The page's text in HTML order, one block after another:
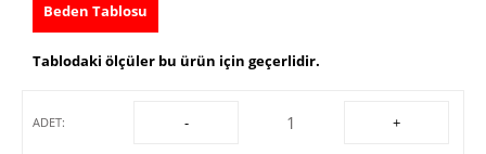
Beden Tablosu
Tablodaki ölçüler bu ürün için geçerlidir.
ADET: - +